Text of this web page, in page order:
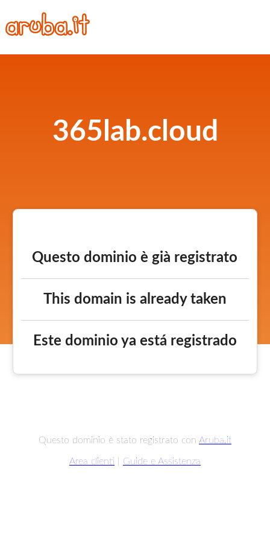
365lab.cloud
Questo dominio è già registrato
This domain is already taken
Este dominio ya está registrado
Questo dominio è stato registrato con Aruba.it
Area clienti Guide e Assistenza